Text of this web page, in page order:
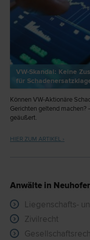
VW-Skandal: Keine
für
Können VW-Aktionäre
Gerichten geltend machen?
geäußert.
HIER ZUM ARTIKEL ›
Anwälte in
Liegenschafts-
Zivilrecht